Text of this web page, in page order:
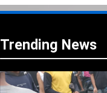
Trending News